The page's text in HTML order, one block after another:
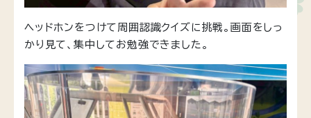
ヘッドホンをつけて周囲認識クイズに挑戦。画面をしっ
かり見て、集中してお勉強できました。